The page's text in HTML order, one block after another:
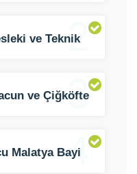
2
ve Teknik
3
ve Çiğköfte
4
Malatya Bayi